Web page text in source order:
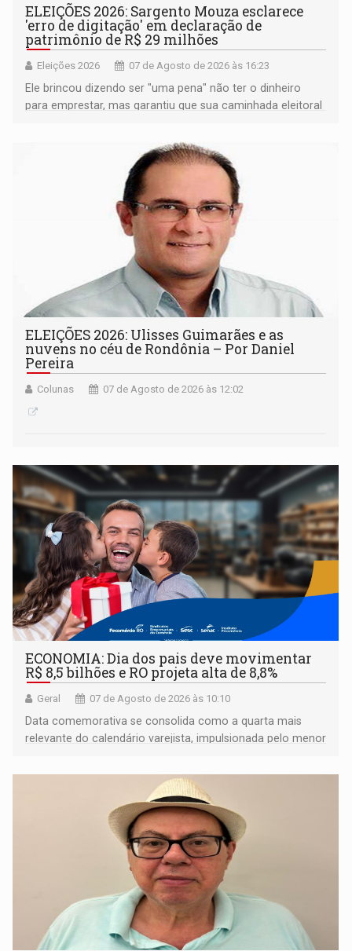
ELEIÇÕES 2026: Sargento Mouza esclarece
'erro de digitação' em declaração de
patrimônio de R$ 29 milhões
Eleições 2026 07 de Agosto de 2026 às 16:23
Ele brincou dizendo ser "uma pena" não ter o dinheiro
para emprestar, mas garantiu que sua caminhada eleitoral
ELEIÇÕES 2026: Ulisses Guimarães e as
nuvens no céu de Rondônia – Por Daniel
Pereira
Colunas 07 de Agosto de 2026 às 12:02
ECONOMIA: Dia dos pais deve movimentar
R$ 8,5 bilhões e RO projeta alta de 8,8%
Geral 07 de Agosto de 2026 às 10:10
Data comemorativa se consolida como a quarta mais
relevante do calendário varejista, impulsionada pelo menor
média do trabalhador